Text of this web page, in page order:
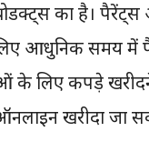
का है।
आधुनिक समय में
के लिए कपड़े
खरीदा जा